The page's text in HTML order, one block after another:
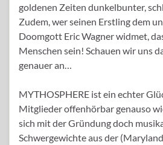
goldenen Zeiten dunkelbunter,
Zudem, wer seinen Erstling dem
Doomgott Eric Wagner widmet,
Menschen sein! Schauen wir uns
genauer an…
MYTHOSPHERE ist ein echter
Mitglieder offenhörbar genauso
sich mit der Gründung doch
Schwergewichte aus der